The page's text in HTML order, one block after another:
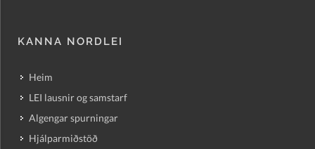
KANNA NORDLEI
Heim
LEI lausnir og samstarf
Algengar spurningar
Hjálparmiðstöð